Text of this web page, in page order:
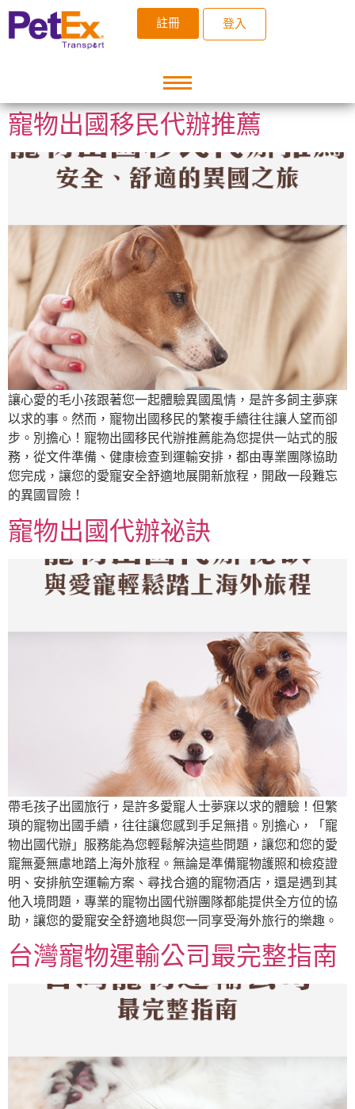
註冊 登入
寵物出國移民代辦推薦
讓心愛的毛小孩跟著您一起體驗異國風情，是許多飼主夢寐
以求的事。然而，寵物出國移民的繁複手續往往讓人望而卻
步。別擔心！寵物出國移民代辦推薦能為您提供一站式的服
務，從文件準備、健康檢查到運輸安排，都由專業團隊協助
您完成，讓您的愛寵安全舒適地展開新旅程，開啟一段難忘
的異國冒險！
寵物出國代辦祕訣
帶毛孩子出國旅行，是許多愛寵人士夢寐以求的體驗！但繁
瑣的寵物出國手續，往往讓您感到手足無措。別擔心，「寵
物出國代辦」服務能為您輕鬆解決這些問題，讓您和您的愛
寵無憂無慮地踏上海外旅程。無論是準備寵物護照和檢疫證
明、安排航空運輸方案、尋找合適的寵物酒店，還是遇到其
他入境問題，專業的寵物出國代辦團隊都能提供全方位的協
助，讓您的愛寵安全舒適地與您一同享受海外旅行的樂趣。
台灣寵物運輸公司最完整指南